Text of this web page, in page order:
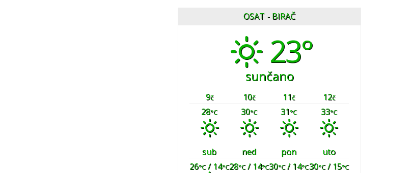
OSAT - BIRAČ
23°
sunčano
9č 10č 11č 12č
28°C 30°C 31°C 33°C
sub ned pon
uto
26°C/ 14°C28°C/ 14°C30°C/ 14°C30°C/ 15°C